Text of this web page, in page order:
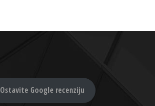
Ostavite Google recenziju